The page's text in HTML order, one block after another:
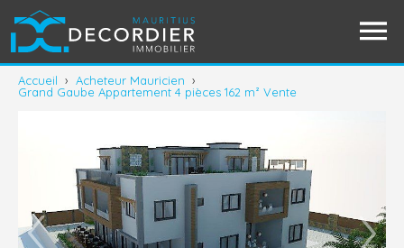
Accueil › Acheteur Mauricien ›
Grand Gaube Appartement 4 pièces 162 m² Vente